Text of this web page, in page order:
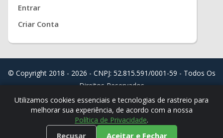
Entrar
Criar Conta
© Copyright 2018 - 2026 - CNPJ: 52.815.591/0001-59 - Todos Os
Direitos Reservados
Distribuído PorReal Easy Store ( JoudiSoft Ltd. )
Utilizamos cookies essenciais e tecnologias de rastreio para
melhorar sua experiência, de acordo com a nossa
Política de Privacidade.
Recusar Aceitar e Fechar